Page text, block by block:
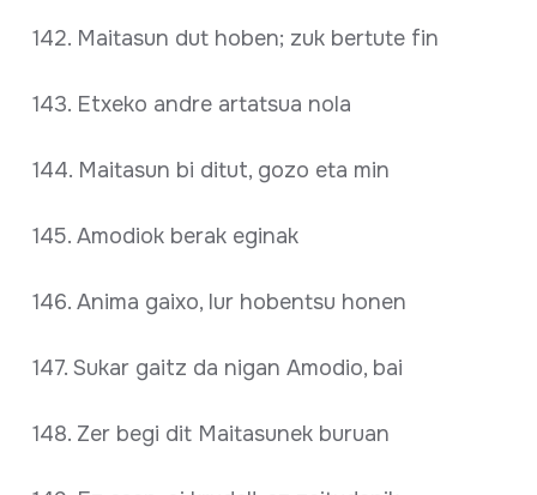
142. Maitasun dut hoben; zuk bertute fin
143. Etxeko andre artatsua nola
144. Maitasun bi ditut, gozo eta min
145. Amodiok berak eginak
146. Anima gaixo, lur hobentsu honen
147. Sukar gaitz da nigan Amodio, bai
148. Zer begi dit Maitasunek buruan